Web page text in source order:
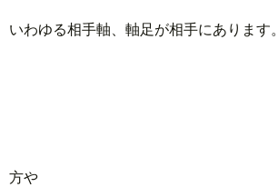
いわゆる相手軸、軸足が相手にあります。
方や